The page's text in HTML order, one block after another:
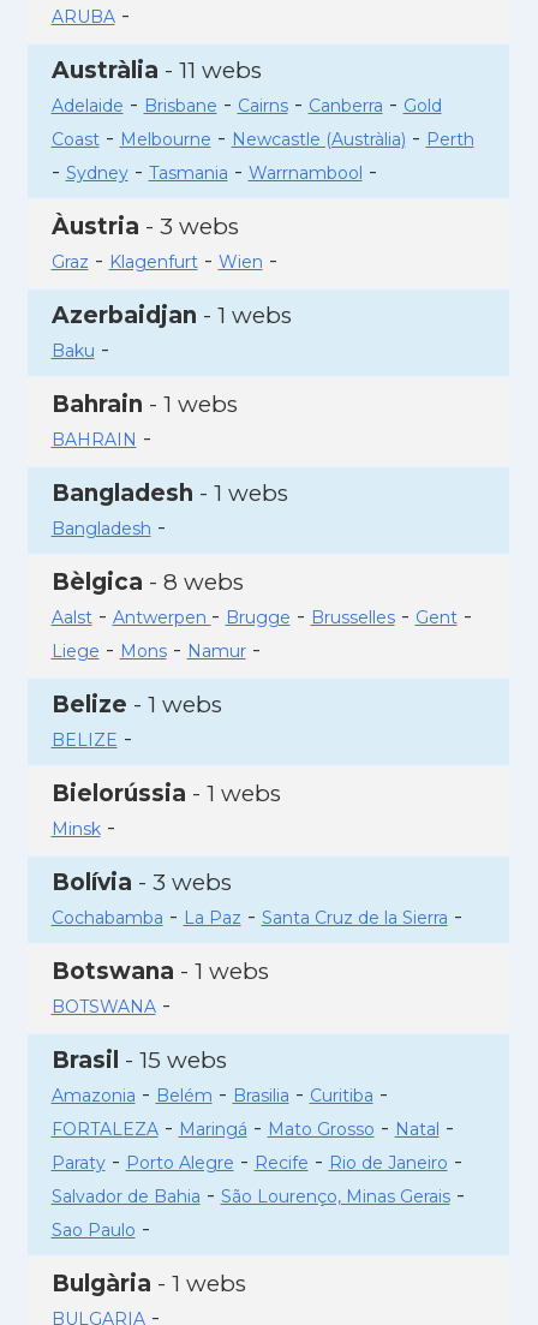
ARUBA-
Austràlia - 11 webs
Adelaide - Brisbane - Cairns- Canberra - Gold
Coast- Melbourne - Newcastle (Austràlia) - Perth
- Sydney- Tasmania - Warrnambool -
Àustria - 3 webs
Graz - Klagenfurt- Wien -
Azerbaidjan - 1 webs
Baku -
Bahrain - 1 webs
BAHRAIN -
Bangladesh - 1 webs
Bangladesh -
Bèlgica - 8 webs
Aalst- Antwerpen - Brugge - Brusselles- Gent-
Liege - Mons- Namur-
Belize - 1 webs
BELIZE -
Bielorússia - 1 webs
Minsk-
Bolívia - 3 webs
Cochabamba - La Paz - Santa Cruz de la Sierra -
Botswana - 1 webs
BOTSWANA-
Brasil - 15 webs
Amazonia - Belém - Brasilia - Curitiba -
FORTALEZA- Maringá - Mato Grosso - Natal -
Paraty- Porto Alegre - Recife - Rio de Janeiro -
Salvador de Bahia - São Lourenço, Minas Gerais-
Sao Paulo -
Bulgària - 1 webs
BULGARIA-